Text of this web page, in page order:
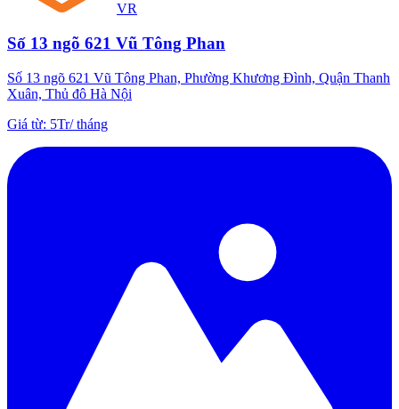
VR
Số 13 ngõ 621 Vũ Tông Phan
Số 13 ngõ 621 Vũ Tông Phan, Phường Khương Đình, Quận Thanh
Xuân, Thủ đô Hà Nội
Giá từ: 5Tr/tháng